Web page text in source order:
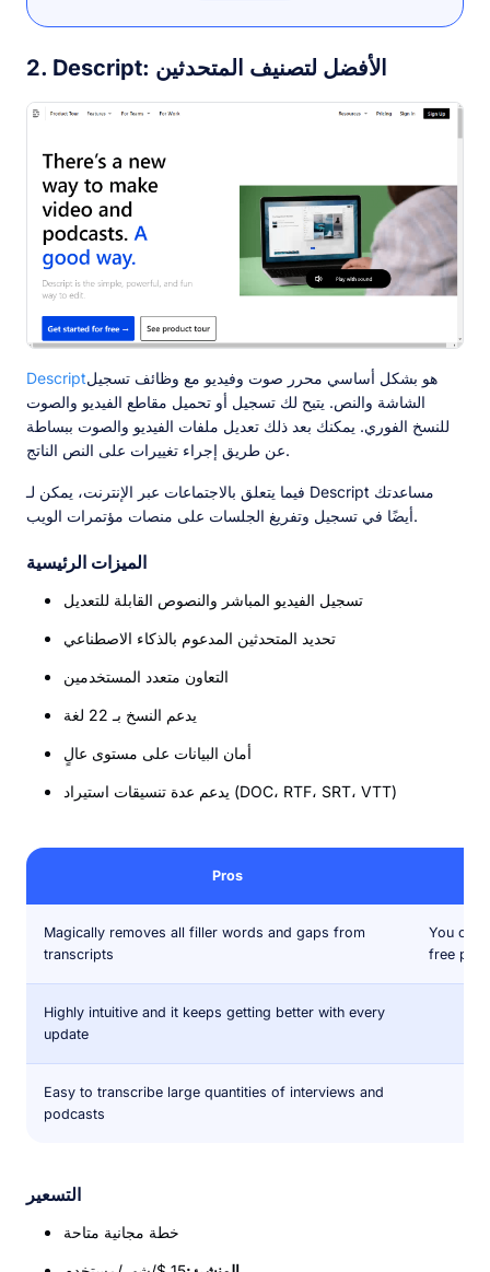
2. Descript: الأفضل لتصنيف المتحدثين
Descriptهو بشكل أساسي محرر صوت وفيديو مع وظائف تسجيل
الشاشة والنص. يتيح لك تسجيل أو تحميل مقاطع الفيديو والصوت
للنسخ الفوري. يمكنك بعد ذلك تعديل ملفات الفيديو والصوت ببساطة
عن طريق إجراء تغييرات على النص الناتج.
فيما يتعلق بالاجتماعات عبر الإنترنت، يمكن لـ Descript مساعدتك
أيضًا في تسجيل وتفريغ الجلسات على منصات مؤتمرات الويب.
الميزات الرئيسية
تسجيل الفيديو المباشر والنصوص القابلة للتعديل
تحديد المتحدثين المدعوم بالذكاء الاصطناعي
التعاون متعدد المستخدمين
يدعم النسخ بـ 22 لغة
أمان البيانات على مستوى عالٍ
يدعم عدة تنسيقات استيراد (DOC، RTF، SRT، VTT)
Pros
Magically removes all filler words and gaps from
transcripts
You
free plan.
Highly intuitive and it keeps getting better with every
update
Easy to transcribe large quantities of interviews and
podcasts
التسعير
خطة مجانية متاحة